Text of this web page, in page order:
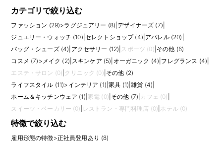
カテゴリで絞り込む
ファッション (29)>ラグジュアリー (8) |デザイナーズ (7)
ジュエリー・ウォッチ (10) セレクトショップ (4) アパレル (20)
バッグ・シューズ (4) アクセサリー (12) スポーツ (0) その他 (6)
コスメ (7) > メイク (2) スキンケア (5) オーガニック (4) フレグランス (4)
エステ・サロン (0) クリニック (0) その他 (2)
ライフスタイル (11)> インテリア (1) |家具 (1) |雑貨 (4)
ホーム＆キッチンウェア (1) 家電 (0) その他 (7) カフェ (0)
スイーツ・ベーカリー (0) レストラン・専門料理店 (0) ホテル (0)
特徴で絞り込む
雇用形態の特徴>正社員登用あり (8)